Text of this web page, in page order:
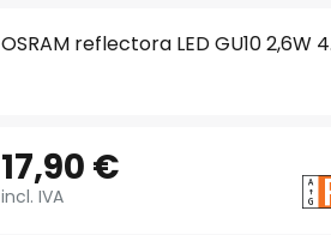
OSRAM reflectora LED GU10 2,6W
17,90 €
incl. IVA